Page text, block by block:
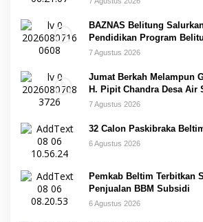
BAZNAS Belitung
Pendidikan Program
7 Agustus 2026
Jumat Berkah Melampun
H. Pipit Chandra Desa Air
7 Agustus 2026
32 Calon Paskibraka
6 Agustus 2026
Pemkab Beltim Terbitkan
Penjualan BBM Subsidi
6 Agustus 2026